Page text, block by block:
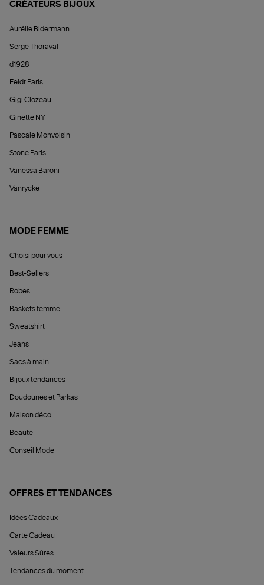
CRÉATEURS BIJOUX
Aurélie Bidermann
Serge Thoraval
d1928
Feidt Paris
Gigi Clozeau
Ginette NY
Pascale Monvoisin
Stone Paris
Vanessa Baroni
Vanrycke
MODE FEMME
Choisi pour vous
Best-Sellers
Robes
Baskets femme
Sweatshirt
Jeans
Sacs à main
Bijoux tendances
Doudounes et Parkas
Maison déco
Beauté
Conseil Mode
OFFRES ET TENDANCES
Idées Cadeaux
Carte Cadeau
Valeurs Sûres
Tendances du moment